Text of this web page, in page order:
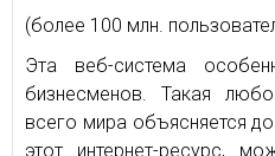
(более 100 млн.
Эта веб-система
бизнесменов. Такая
всего мира объясняется
этот интернет-ресурс,